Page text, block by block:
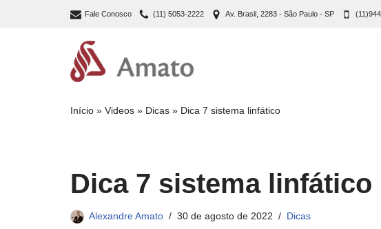
Fale Conosco (11) 5053-2222 Av. Brasil, 2283 - São Paulo - SP
Início » Videos » Dicas » Dica 7 sistema linfático
Dica 7 sistema linfático
Alexandre Amato 30 de agosto de 2022 Dicas